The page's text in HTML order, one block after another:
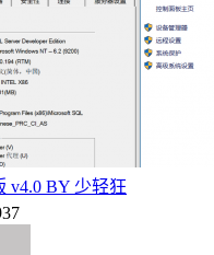
v4.0 BY 少轻狂